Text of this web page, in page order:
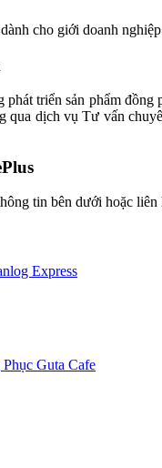
cho giới doanh
phát triển sản phẩm
dịch vụ Tư vấn
tin bên dưới hoặc liên